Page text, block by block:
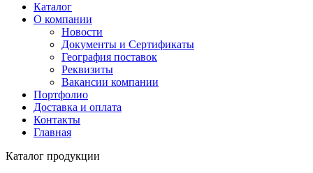
Каталог
О компании
Новости
Документы и Сертификаты
География поставок
Реквизиты
Вакансии компании
Портфолио
Доставка и оплата
Контакты
Главная
Каталог продукции